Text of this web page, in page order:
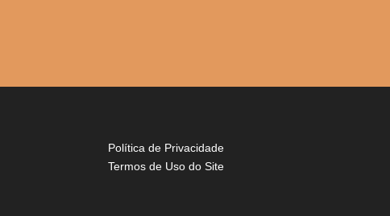
Política de Privacidade
Termos de Uso do Site